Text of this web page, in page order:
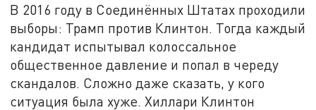
В 2016 году в Соединённых Штатах проходили
выборы: Трамп против Клинтон. Тогда каждый
кандидат испытывал колоссальное
общественное давление и попал в череду
скандалов. Сложно даже сказать, у кого
ситуация была хуже. Хиллари Клинтон